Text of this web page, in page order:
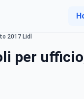
2017 Lidl
per